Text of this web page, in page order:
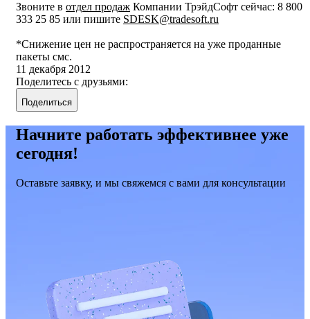
Звоните в отдел продаж Компании ТрэйдСофт сейчас: 8 800
333 25 85 или пишите SDESK@tradesoft.ru
*Снижение цен не распространяется на уже проданные
пакеты смс.
11 декабря 2012
Поделитесь с друзьями:
Поделиться
Начните работать эффективнее уже
сегодня!
Оставьте заявку, и мы свяжемся с вами для консультации